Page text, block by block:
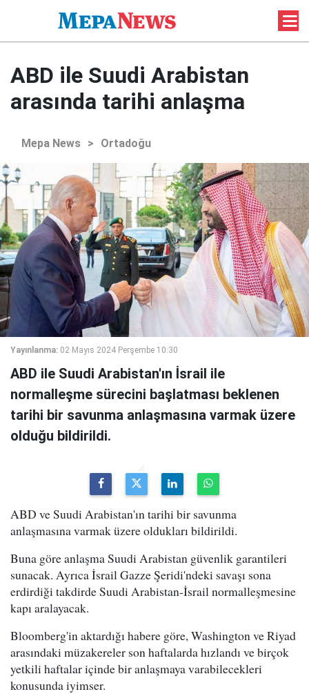
ABD ile Suudi Arabistan
arasında tarihi anlaşma
Mepa News > Ortadoğu
Yayınlanma: 02 Mayıs 2024 Perşembe 10:30
ABD ile Suudi Arabistan'ın İsrail ile
normalleşme sürecini başlatması beklenen
tarihi bir savunma anlaşmasına varmak üzere
olduğu bildirildi.
ABD ve Suudi Arabistan'ın tarihi bir savunma
anlaşmasına varmak üzere oldukları bildirildi.
Buna göre anlaşma Suudi Arabistan güvenlik garantileri
sunacak. Ayrıca İsrail Gazze Şeridi'ndeki savaşı sona
erdirdiği takdirde Suudi Arabistan-İsrail normalleşmesine
kapı aralayacak.
Bloomberg'in aktardığı habere göre, Washington ve Riyad
arasındaki müzakereler son haftalarda hızlandı ve birçok
yetkili haftalar içinde bir anlaşmaya varabilecekleri
konusunda iyimser.